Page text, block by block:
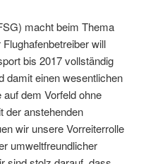
macht beim Thema
will
bis 2017 vollständig
damit einen wesentlichen
dem Vorfeld ohne
der anstehenden
wir unsere Vorreiterrolle
umweltfreundlicher